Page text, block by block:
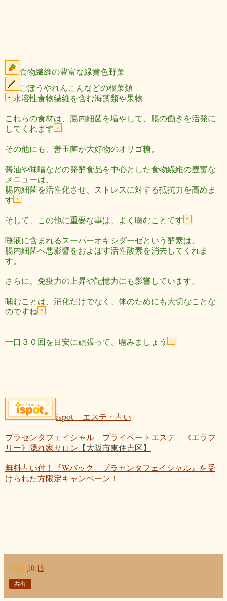
食物繊維の豊富な緑黄色野菜
ごぼうやれんこんなどの根菜類
水溶性食物繊維を含む海藻類や果物
これらの食材は、腸内細菌を増やして、腸の働きを活発に
してくれます
その他にも、善玉菌が大好物のオリゴ糖。
醤油や味噌などの発酵食品を中心とした食物繊維の豊富な
メニューは、
腸内細菌を活性化させ、ストレスに対する抵抗力を高めま
す
そして、この他に重要な事は、よく噛むことです
唾液に含まれるスーパーオキシダーゼという酵素は、
腸内細菌へ悪影響をおよぼす活性酸素を消去してくれま
す。
さらに、免疫力の上昇や記憶力にも影響しています。
噛むことは、消化だけでなく、体のためにも大切なことな
のですね
一口３０回を目安に頑張って、噛みましょう
ispot
エステ・占い
プラセンタフェイシャル プライベートエステ 《エラフ
リー》隠れ家サロン 【大阪市東住吉区】
無料占い付！『Wパック プラセンタフェイシャル』を受
けられた方限定キャンペーン！
時刻: 10:18
共有